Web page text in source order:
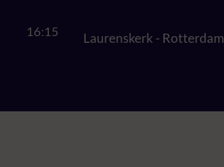
16:15 Laurenskerk - Rotterdam